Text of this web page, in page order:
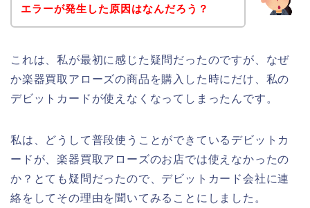
エラーが発生した原因はなんだろう？
これは、私が最初に感じた疑問だったのですが、なぜ
か楽器買取アローズの商品を購入した時にだけ、私の
デビットカードが使えなくなってしまったんです。
私は、どうして普段使うことができているデビットカ
ードが、楽器買取アローズのお店では使えなかったの
か？とても疑問だったので、デビットカード会社に連
絡をしてその理由を聞いてみることにしました。